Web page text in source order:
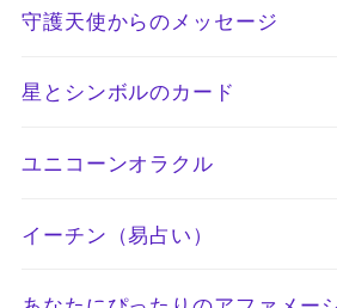
守護天使からのメッセージ
星とシンボルのカード
ユニコーンオラクル
イーチン（易占い）